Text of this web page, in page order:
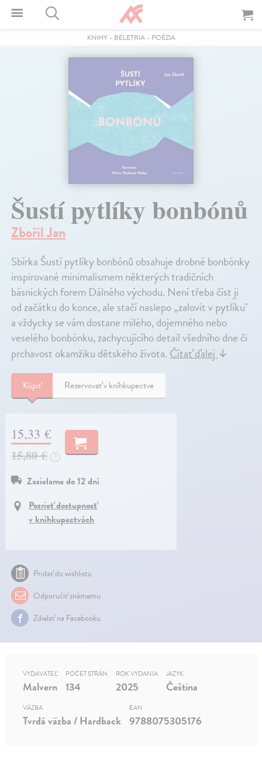
KNIHY- BELETRIA- POÉZIA
Šustí pytlíky bonbónů
Zbořil Jan
Sbírka Šustí pytlíky bonbónů obsahuje drobné bonbónky
inspirované minimalismem některých tradičních
básnických forem Dálného východu. Není třeba číst ji
od začátku do konce, ale stačí naslepo „zalovit v pytlíku"
a vždycky se vám dostane milého, dojemného nebo
veselého bonbónku, zachycujícího detail všedního dne či
prchavost okamžiku dětského života. Čítať ďalej ↓
Kúpiť Rezervovať v kníhkupectve
15,33 €
15,80 €
?
Zasielame do 12 dní
Pozrieť dostupnosť
v kníhkupectvách
Pridať do wishlistu
Odporučiť známemu
Zdielať na Facebooku
VYDAVATEĽ
Malvern
POČET STRÁN
134
ROK VYDANIA
2025
JAZYK
Čeština
VÄZBA
Tvrdá väzba / Hardback
EAN
9788075305176